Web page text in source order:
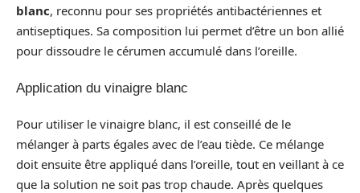
blanc, reconnu pour ses propriétés antibactériennes et
antiseptiques. Sa composition lui permet d’être un bon allié
pour dissoudre le cérumen accumulé dans l’oreille.
Application du vinaigre blanc
Pour utiliser le vinaigre blanc, il est conseillé de le
mélanger à parts égales avec de l’eau tiède. Ce mélange
doit ensuite être appliqué dans l’oreille, tout en veillant à ce
que la solution ne soit pas trop chaude. Après quelques